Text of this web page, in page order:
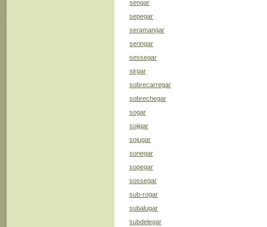
sengar
sepegar
seramangar
seringar
sessegar
sirgar
sobrecarregar
sobrechegar
sogar
sojigar
sojugar
sonegar
sopegar
sossegar
sub-rogar
subalugar
subdelegar